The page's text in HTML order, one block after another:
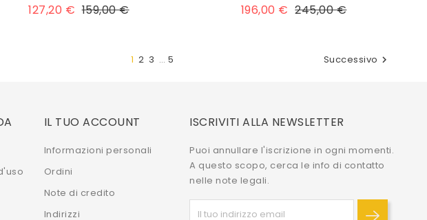
127,20 € Prezzo
159,00 €Prezzo 196,00 € Prezzo
245,00 €Prezzo
12 3 … 5 Successivo 
IL TUO ACCOUNT
Informazioni personali
Ordini
Note di credito
Indirizzi
ISCRIVITI ALLA NEWSLETTER
Puoi annullare l'iscrizione in ogni momenti.
A questo scopo, cerca le info di contatto
nelle note legali.